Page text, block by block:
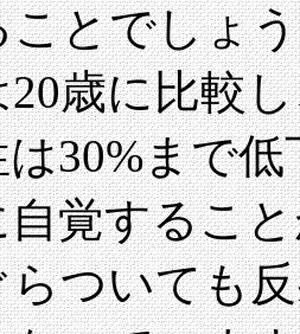
とでしょ
歳に比較
30%まで
覚するこ
ついても